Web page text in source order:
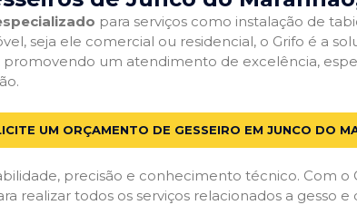
para serviços como instalação de
seja ele comercial ou residencial, o Grifo é a
promovendo um atendimento de excelência,
UM ORÇAMENTO DE GESSEIRO EM JUNCO DO
precisão e conhecimento técnico. Com
realizar todos os serviços relacionados a gesso